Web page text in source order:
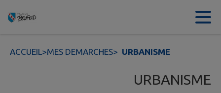
Contenu
ACCUEIL>MES DEMARCHES> URBANISME
URBANISME